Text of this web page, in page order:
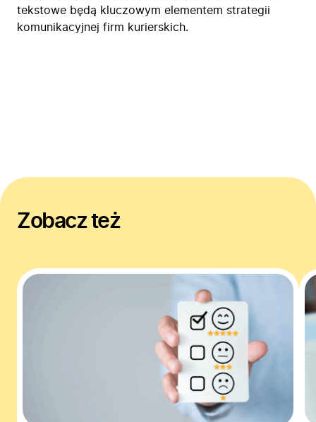
tekstowe będą kluczowym elementem strategii
komunikacyjnej firm kurierskich.
Zobacz też